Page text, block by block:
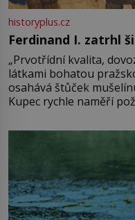
historyplus.cz
Ferdinand I. zatrhl
„Prvotřídní kvalita,
látkami bohatou
osahává štůček
Kupec rychle naměří
milostpaní. Stačí jenom
množství růžového